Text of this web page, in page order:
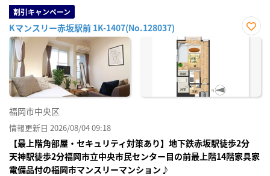
割引キャンペーン
Kマンスリー赤坂駅前 1K-1407(No.128037)
お気
福岡市中央区
情報更新日 2026/08/04 09:18
【最上階角部屋・セキュリティ対策あり】地下鉄赤坂駅徒歩2分
天神駅徒歩2分福岡市立中央市民センター目の前最上階14階家具家
電備品付の福岡市マンスリーマンション♪